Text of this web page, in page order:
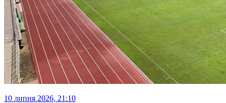
10 липня 2026, 21:10